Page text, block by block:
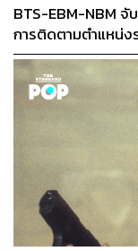
BTS-EBM-NBM
การติดตามตำแหน่ง